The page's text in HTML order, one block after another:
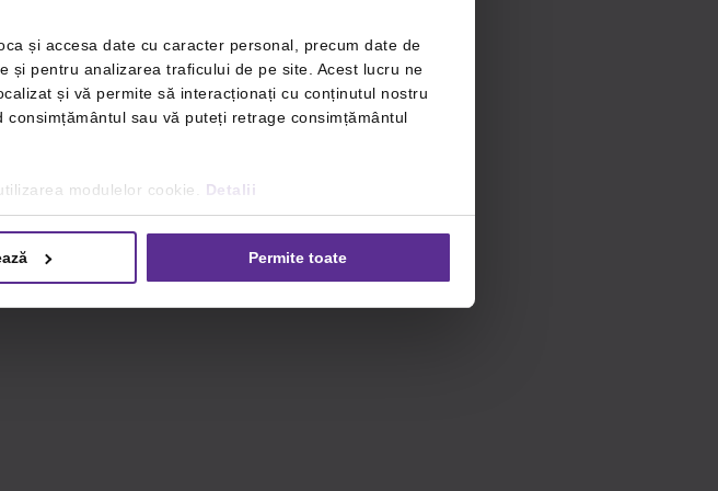
și accesa date cu caracter personal, precum date de
și pentru analizarea traficului de pe site. Acest lucru ne
și vă permite să interacționați cu conținutul nostru
sau vă puteți retrage consimțământul
modulelor cookie. Detalii
Permite toate